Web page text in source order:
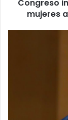
Congreso
mujeres